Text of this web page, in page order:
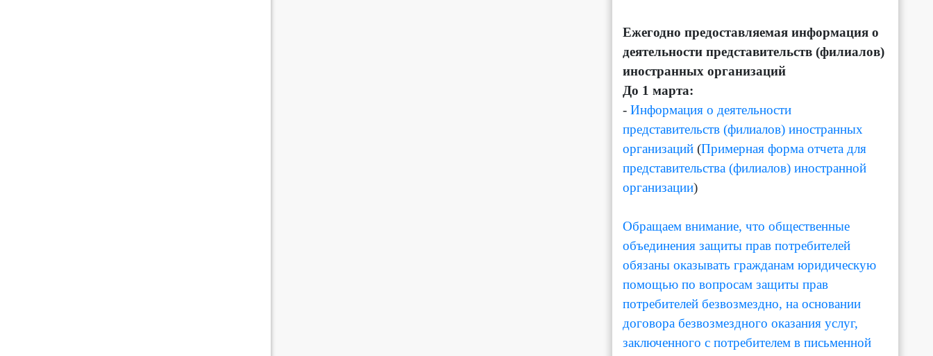
Ежегодно предоставляемая информация о
деятельности представительств (филиалов)
иностранных организаций
До 1 марта:
- Информация о деятельности
представительств (филиалов) иностранных
организаций (Примерная форма отчета для
представительства (филиалов) иностранной
организации)
Обращаем внимание, что общественные
объединения защиты прав потребителей
обязаны оказывать гражданам юридическую
помощью по вопросам защиты прав
потребителей безвозмездно, на основании
договора безвозмездного оказания услуг,
заключенного с потребителем в письменной